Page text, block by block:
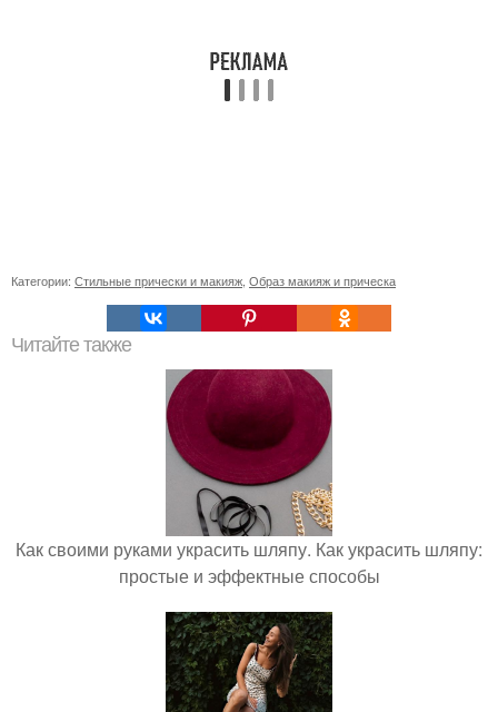
Категории: Стильные прически и макияж Образ макияж и прическа
Читайте также
Как своими руками украсить шляпу. Как украсить шляпу:
простые и эффектные способы